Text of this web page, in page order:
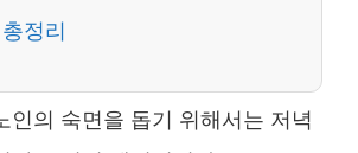
정리
인의 숙면을 돕기 위해서는 저녁